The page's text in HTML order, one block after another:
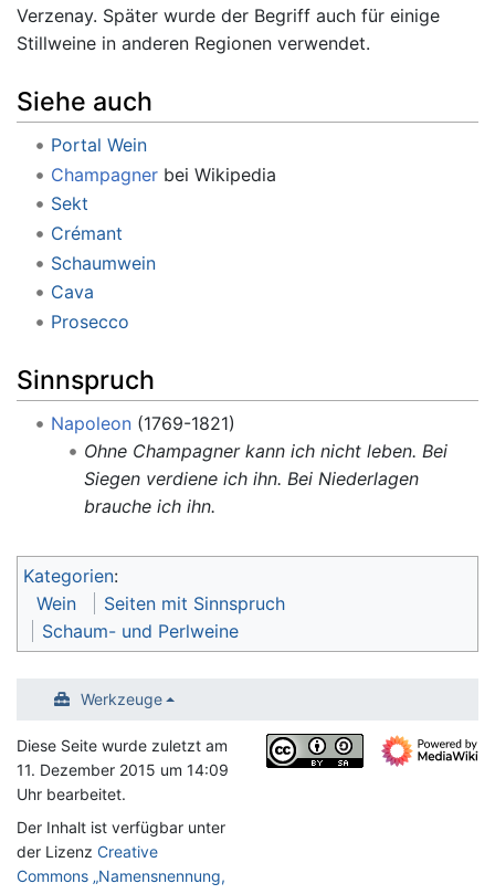
Verzenay. Später wurde der Begriff auch für einige
Stillweine in anderen Regionen verwendet.
Siehe auch
Portal Wein
Champagnerbei Wikipedia
Sekt
Crémant
Schaumwein
Cava
Prosecco
Sinnspruch
Napoleon(1769-1821)
Ohne Champagner kann ich nicht leben. Bei
Siegen verdiene ich ihn. Bei Niederlagen
brauche ich ihn.
Kategorien:
Wein
Seiten mit Sinnspruch
Schaum- und Perlweine
Werkzeuge
Diese Seite wurde zuletzt am
11. Dezember 2015 um 14:09
Uhr bearbeitet.
Der Inhalt ist verfügbar unter
der Lizenz Creative
Commons „Namensnennung,